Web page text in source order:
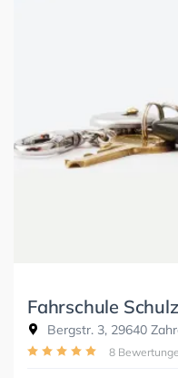
Fahrschule Schulz
Bergstr. 3, 29640
8